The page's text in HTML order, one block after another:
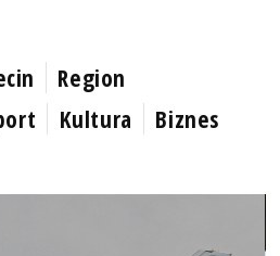
Region
Kultura
Biznes